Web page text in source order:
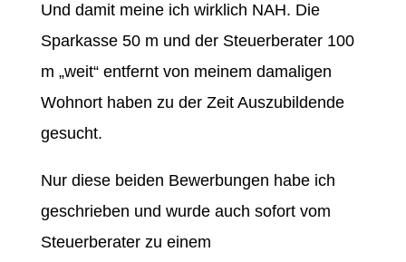
Und damit meine ich wirklich NAH. Die
Sparkasse 50 m und der Steuerberater 100
m „weit“ entfernt von meinem damaligen
Wohnort haben zu der Zeit Auszubildende
gesucht.
Nur diese beiden Bewerbungen habe ich
geschrieben und wurde auch sofort vom
Steuerberater zu einem